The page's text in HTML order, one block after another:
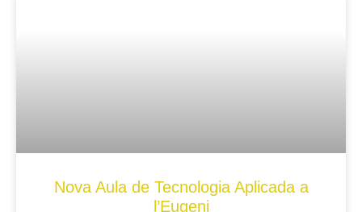
Nova Aula de Tecnologia Aplicada a
l’Eugeni